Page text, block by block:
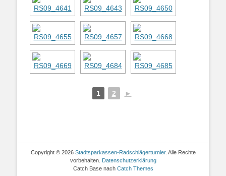
1 2 ►
Copyright © 2026 Stadtsparkassen-Radschlägerturnier. Alle Rechte
vorbehalten. Datenschutzerklärung
Catch Base nach Catch Themes